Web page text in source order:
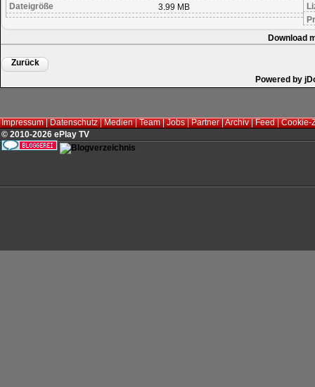
Dateigröße
3.99 MB
Download
Zurück
Powered by
Impressum|Datenschutz|Medien|Team|Jobs|Partner|Archiv|Feed|Cookie-
© 2010-2026 ePlay TV